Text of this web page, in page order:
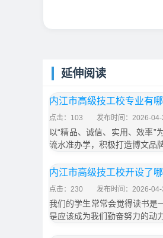
延伸阅读
内江市高级技工校专业有
点击：103 发布时间：2026-04-
以“精品、诚信、实用、效率
流水准办学，积极打造博文品
内江市高级技工校开设了
点击：230 发布时间：2026-04-
我们的学生常常会觉得读书是
是应该成为我们勤奋努力的动